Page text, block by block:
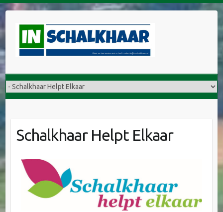
Schalkhaar Helpt Elkaar